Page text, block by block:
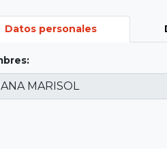
Datos personales